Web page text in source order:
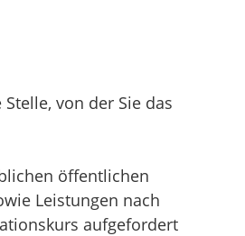
von der Sie das
öffentlichen
Leistungen nach
aufgefordert